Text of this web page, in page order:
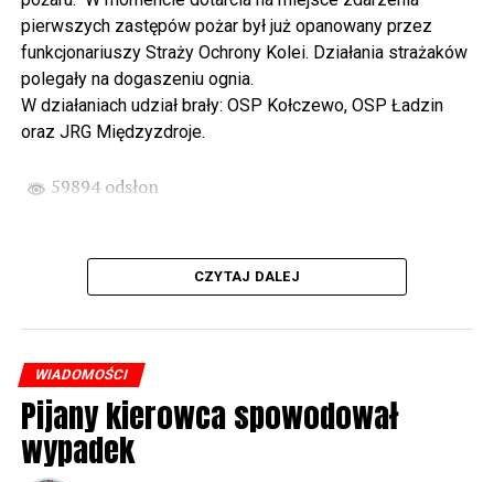
państwa Witkowskich.
Wyjątkowym wydarzeniem będzie koncert w wykonaniu
Kawuś Music Project, podczas którego wysłuchamy
polskich przebojów w jazzowej aranżacji (godz. 20.00
przed biblioteką). Podczas koncertu zaplanowaliśmy dla
Projektów Interreg VI A – Kultura i zrównoważona
turystyka.
(Niemcy), Biblioteka Publiczna Gminy Wolin, Parafia
Rzymskokatolicka w Wolinie
59895 odsłon
pierwszych zastępów pożar był już opanowany przez
funkcjonariuszy Straży Ochrony Kolei. Działania strażaków
polegały na dogaszeniu ognia.
W działaniach udział brały: OSP Kołczewo, OSP Ładzin
oraz JRG Międzyzdroje.
59894 odsłon
CZYTAJ DALEJ
WIADOMOŚCI
Pijany kierowca spowodował
wypadek